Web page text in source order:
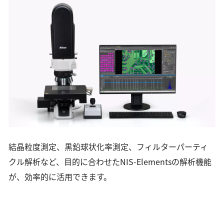
結晶粒度測定、黒鉛球状化率測定、フィルターパーティ
クル解析など、目的に合わせたNIS-Elementsの解析機能
が、効率的に活用できます。